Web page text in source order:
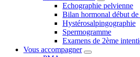
Echographie pelvienne
Bilan hormonal début
Hystérosalpingographie
Spermogramme
Examens de 2ème
Vous accompagner